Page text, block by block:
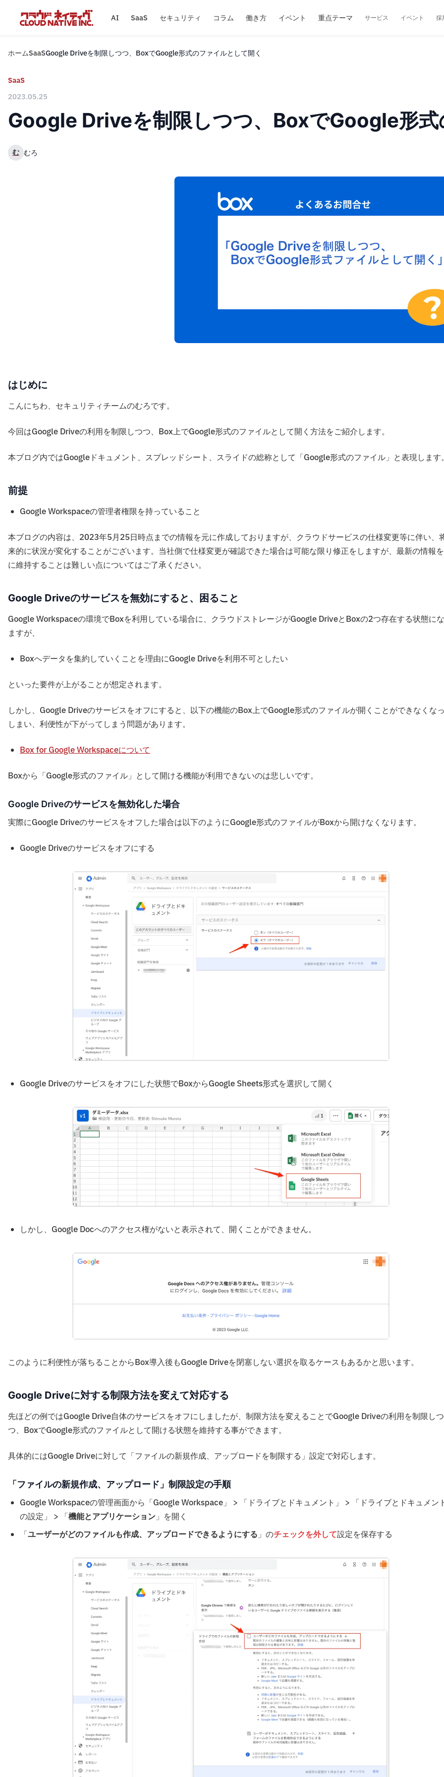
AI SaaS セキュリティ コラム 働き方 イベント 重点テーマ サービス イベント 採
ホームSaaSGoogle Driveを制限しつつ、BoxでGoogle形式のファイルとして開く
SaaS
2023.05.25
Google Driveを制限しつつ、BoxでGoogle形
む むろ
はじめに
こんにちわ、セキュリティチームのむろです。
今回はGoogle Driveの利用を制限しつつ、Box上でGoogle形式のファイルとして開く方法をご紹介します。
本ブログ内ではGoogleドキュメント、スプレッドシート、スライドの総称として「Google形式のファイル」と表現します
前提
Google Workspaceの管理者権限を持っていること
本ブログの内容は、2023年5月25日時点までの情報を元に作成しておりますが、クラウドサービスの仕様変更等に伴い、
来的に状況が変化することがございます。当社側で仕様変更が確認できた場合は可能な限り修正をしますが、最新の情報
に維持することは難しい点についてはご了承ください。
Google Driveのサービスを無効にすると、困ること
Google Workspaceの環境でBoxを利用している場合に、クラウドストレージがGoogle DriveとBoxの2つ存在する状態に
ますが、
Boxへデータを集約していくことを理由にGoogle Driveを利用不可としたい
といった要件が上がることが想定されます。
しかし、Google Driveのサービスをオフにすると、以下の機能のBox上でGoogle形式のファイルが開くことができなくな
しまい、利便性が下がってしまう問題があります。
Box for Google Workspaceについて
Boxから「Google形式のファイル」として開ける機能が利用できないのは悲しいです。
Google Driveのサービスを無効化した場合
実際にGoogle Driveのサービスをオフした場合は以下のようにGoogle形式のファイルがBoxから開けなくなります。
Google Driveのサービスをオフにする
Google Driveのサービスをオフにした状態でBoxからGoogle Sheets形式を選択して開く
しかし、Google Docへのアクセス権がないと表示されて、開くことができません。
このように利便性が落ちることからBox導入後もGoogle Driveを閉塞しない選択を取るケースもあるかと思います。
Google Driveに対する制限方法を変えて対応する
先ほどの例ではGoogle Drive自体のサービスをオフにしましたが、制限方法を変えることでGoogle Driveの利用を制限しつ
つ、BoxでGoogle形式のファイルとして開ける状態を維持する事ができます。
具体的にはGoogle Driveに対して「ファイルの新規作成、アップロードを制限する」設定で対応します。
「ファイルの新規作成、アップロード」制限設定の手順
Google Workspaceの管理画面から「Google Workspace」 > 「ドライブとドキュメント」 > 「ドライブとドキュメン
の設定」 > 「機能とアプリケーション」を開く
「ユーザーがどのファイルも作成、アップロードできるようにする」のチェックを外して設定を保存する